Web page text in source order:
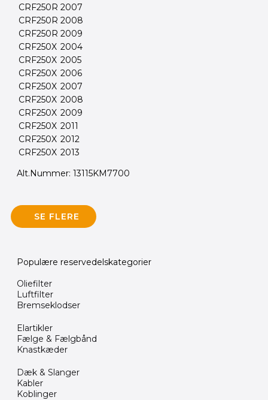
CRF250R 2007
CRF250R 2008
CRF250R 2009
CRF250X 2004
CRF250X 2005
CRF250X 2006
CRF250X 2007
CRF250X 2008
CRF250X 2009
CRF250X 2011
CRF250X 2012
CRF250X 2013
Alt.Nummer: 13115KM7700
SE FLERE
Populære reservedelskategorier
Oliefilter
Luftfilter
Bremseklodser
Elartikler
Fælge & Fælgbånd
Knastkæder
Dæk & Slanger
Kabler
Koblinger